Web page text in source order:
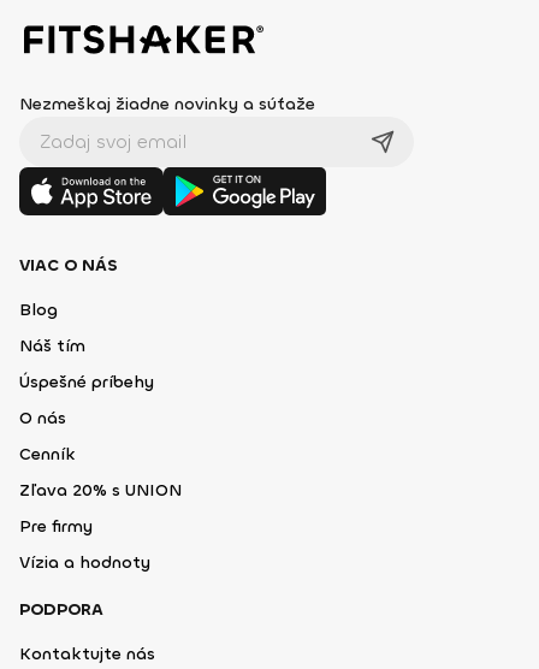
Nezmeškaj žiadne novinky a súťaže
VIAC O NÁS
Blog
Náš tím
Úspešné príbehy
O nás
Cenník
Zľava 20% s UNION
Pre firmy
Vízia a hodnoty
PODPORA
Kontaktujte nás